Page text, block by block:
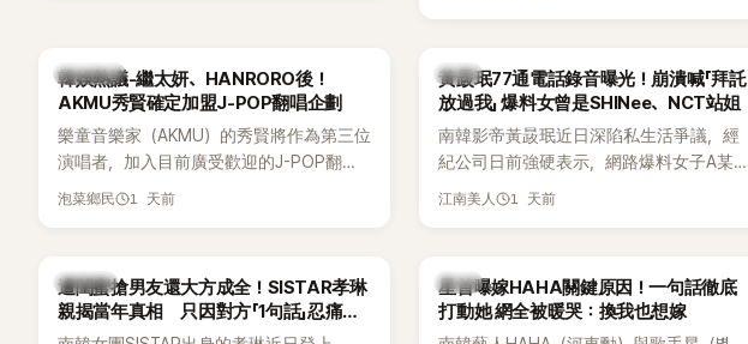
前一直堅守「婚前守貞」的原因之一。
熱議討論
韓娛熱議-繼太妍、HANRORO後！
AKMU秀賢確定加盟J-POP翻唱企劃
樂童音樂家（AKMU）的秀賢將作為第三位
演唱者，加入目前廣受歡迎的J-POP翻唱
企劃。繼太妍和Hanroro之後，秀賢已獲
泡菜鄉民 1 天前
韓星
黃晸珉77通電話錄音曝光！崩潰喊「拜託
放過我」 爆料女曾是SHINee、NCT站姐
南韓影帝黃晸珉近日深陷私生活爭議，經
紀公司日前強硬表示，網路爆料女子A某涉
嫌長期跟蹤黃晸珉，已正式採取法律行
的單方面騷擾。如今，韓媒《Dispatch》再
曝光雙方77通電話的錄音內容，而A也首
江南美人 1 天前
K-POP
遭閨蜜搶男友還大方成全！SISTAR孝琳
親揭當年真相 只因對方「1句話」忍痛放
手
韓星
星首曝嫁HAHA關鍵原因！一句話徹底
打動她 網全被暖哭：換我也想嫁